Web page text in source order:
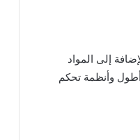
إلى المواد
أطول وأنظمة تحكم